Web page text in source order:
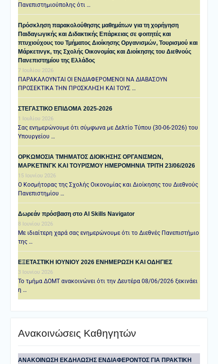
Πανεπιστημιούπολης ότι …
Πρόσκληση παρακολούθησης μαθημάτων για τη χορήγηση
Παιδαγωγικής και Διδακτικής Επάρκειας σε φοιτητές και
πτυχιούχους του Τμήματος Διοίκησης Οργανισμών, Τουρισμού και
Μάρκετινγκ, της Σχολής Οικονομίας και Διοίκησης του Διεθνούς
Πανεπιστημίου της Ελλάδος
7 Ιουλίου 2026
ΠΑΡΑΚΑΛΟΥΝΤΑΙ ΟΙ ΕΝΔΙΑΦΕΡΟΜΕΝΟΙ ΝΑ ΔΙΑΒΑΣΟΥΝ
ΠΡΟΣΕΚΤΙΚΑ ΤΗΝ ΠΡΟΣΚΛΗΣΗ ΚΑΙ ΤΟΥΣ …
ΣΤΕΓΑΣΤΙΚΟ ΕΠΙΔΟΜΑ 2025-2026
1 Ιουλίου 2026
Σας ενημερώνουμε ότι σύμφωνα με Δελτίο Τύπου (30-06-2026) του
Υπουργείου …
ΟΡΚΩΜΟΣΙΑ ΤΜΗΜΑΤΟΣ ΔΙΟΙΚΗΣΗΣ ΟΡΓΑΝΙΣΜΩΝ,
ΜΑΡΚΕΤΙΝΓΚ ΚΑΙ ΤΟΥΡΙΣΜΟΥ ΗΜΕΡΟΜΗΝΙΑ TΡΙΤΗ 23/06/2026
15 Ιουνίου 2026
Ο Κοσμήτορας της Σχολής Οικονομίας και Διοίκησης του Διεθνούς
Πανεπιστημίου …
Δωρεάν πρόσβαση στο AI Skills Navigator
8 Ιουνίου 2026
Με ιδιαίτερη χαρά σας ενημερώνουμε ότι το Διεθνές Πανεπιστήμιο
της …
ΕΞΕΤΑΣΤΙΚΗ IOYNIOY 2026 ΕΝΗΜΕΡΩΣΗ ΚΑΙ ΟΔΗΓΙΕΣ
3 Ιουνίου 2026
Το τμήμα ΔΟΜΤ ανακοινώνει ότι την Δευτέρα 08/06/2026 ξεκινάει
η …
Ανακοινώσεις Καθηγητών
ANAKOINΩΣΗ ΕΚΔΗΛΩΣΗΣ ΕΝΔΙΑΦΕΡΟΝΤΟΣ ΓΙΑ ΠΡΑΚΤΙΚΗ